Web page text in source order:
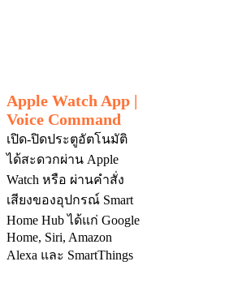
Apple Watch App |
Voice Command
เปิด-ปิดประตูอัตโนมัติ
ได้สะดวกผ่าน Apple
Watch หรือ ผ่านคำสั่ง
เสียงของอุปกรณ์ Smart
Home Hub ได้แก่ Google
Home, Siri, Amazon
Alexa และ SmartThings